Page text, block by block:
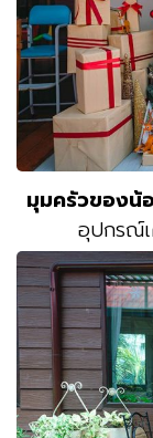
มุมครัวของน้
อุปกรณ์เ